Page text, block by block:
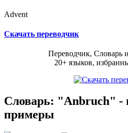
Advent
Скачать переводчик
Переводчик, Словарь
20+ языков,
Словарь: "Anbruch" -
примеры